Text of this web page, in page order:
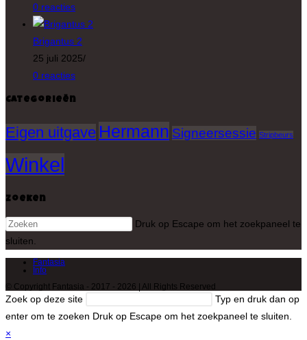
0 reacties
Brigantus 2
25 juli 2025/
0 reacties
Categorieën
Eigen uitgave Hermann Signeersessie Stripbeurs
Winkel
Zoeken
Druk op Escape om het zoekpaneel te
sluiten.
Fantasia
Info
© Copyright Fantasia - 2017 - 2026 | All Rights Reserved
Zoek op deze site
Typ en druk dan op
enter om te zoeken Druk op Escape om het zoekpaneel te sluiten.
×